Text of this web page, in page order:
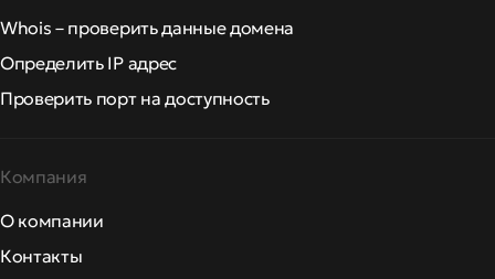
Whois – проверить данные домена
Определить IP адрес
Проверить порт на доступность
Компания
О компании
Контакты